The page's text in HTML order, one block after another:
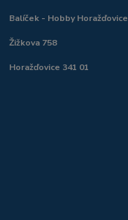
Balíček - Hobby Horažďovice
Žižkova 758
Horažďovice 341 01